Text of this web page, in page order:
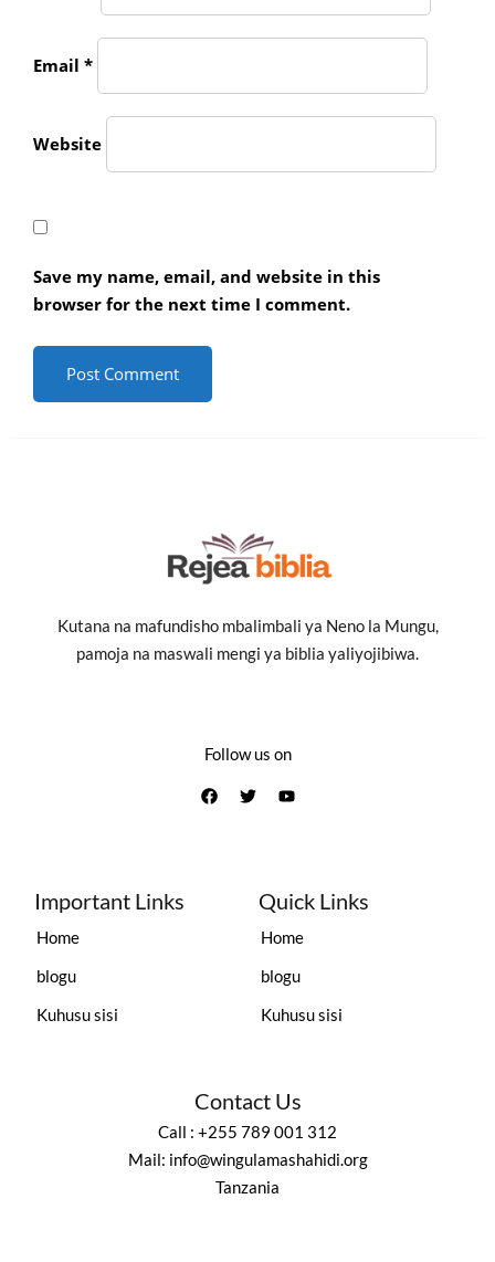
Email *
Website
Save my name, email, and website in this
browser for the next time I comment.
Kutana na mafundisho mbalimbali ya Neno la Mungu,
pamoja na maswali mengi ya biblia yaliyojibiwa.
Follow us on
Important Links
Home
blogu
Kuhusu sisi
Quick Links
Home
blogu
Kuhusu sisi
Contact Us
Call : +255 789 001 312
Mail: info@wingulamashahidi.org
Tanzania